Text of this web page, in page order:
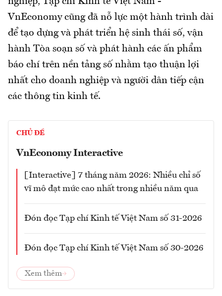
VnEconomy cũng đã nỗ lực một hành trình dài
để tạo dựng và phát triển hệ sinh thái số, vận
hành Tòa soạn số và phát hành các ấn phẩm
báo chí trên nền tảng số nhằm tạo thuận lợi
nhất cho doanh nghiệp và người dân tiếp cận
các thông tin kinh tế.
CHỦ ĐỀ
VnEconomy Interactive
[Interactive] 7 tháng năm 2026: Nhiều chỉ số
vĩ mô đạt mức cao nhất trong nhiều năm qua
Đón đọc Tạp chí Kinh tế Việt Nam số 31-2026
Đón đọc Tạp chí Kinh tế Việt Nam số 30-2026
Xem thêm